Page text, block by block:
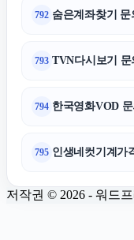
792 숨은계좌찾기 문
793 TVN다시보기 문
794 한국영화VOD
795 인생네컷기계가
저작권 © 2026 - 워드